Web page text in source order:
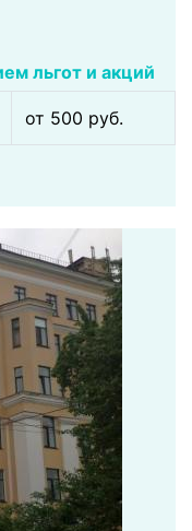
льгот и акций
от 500 pуб.